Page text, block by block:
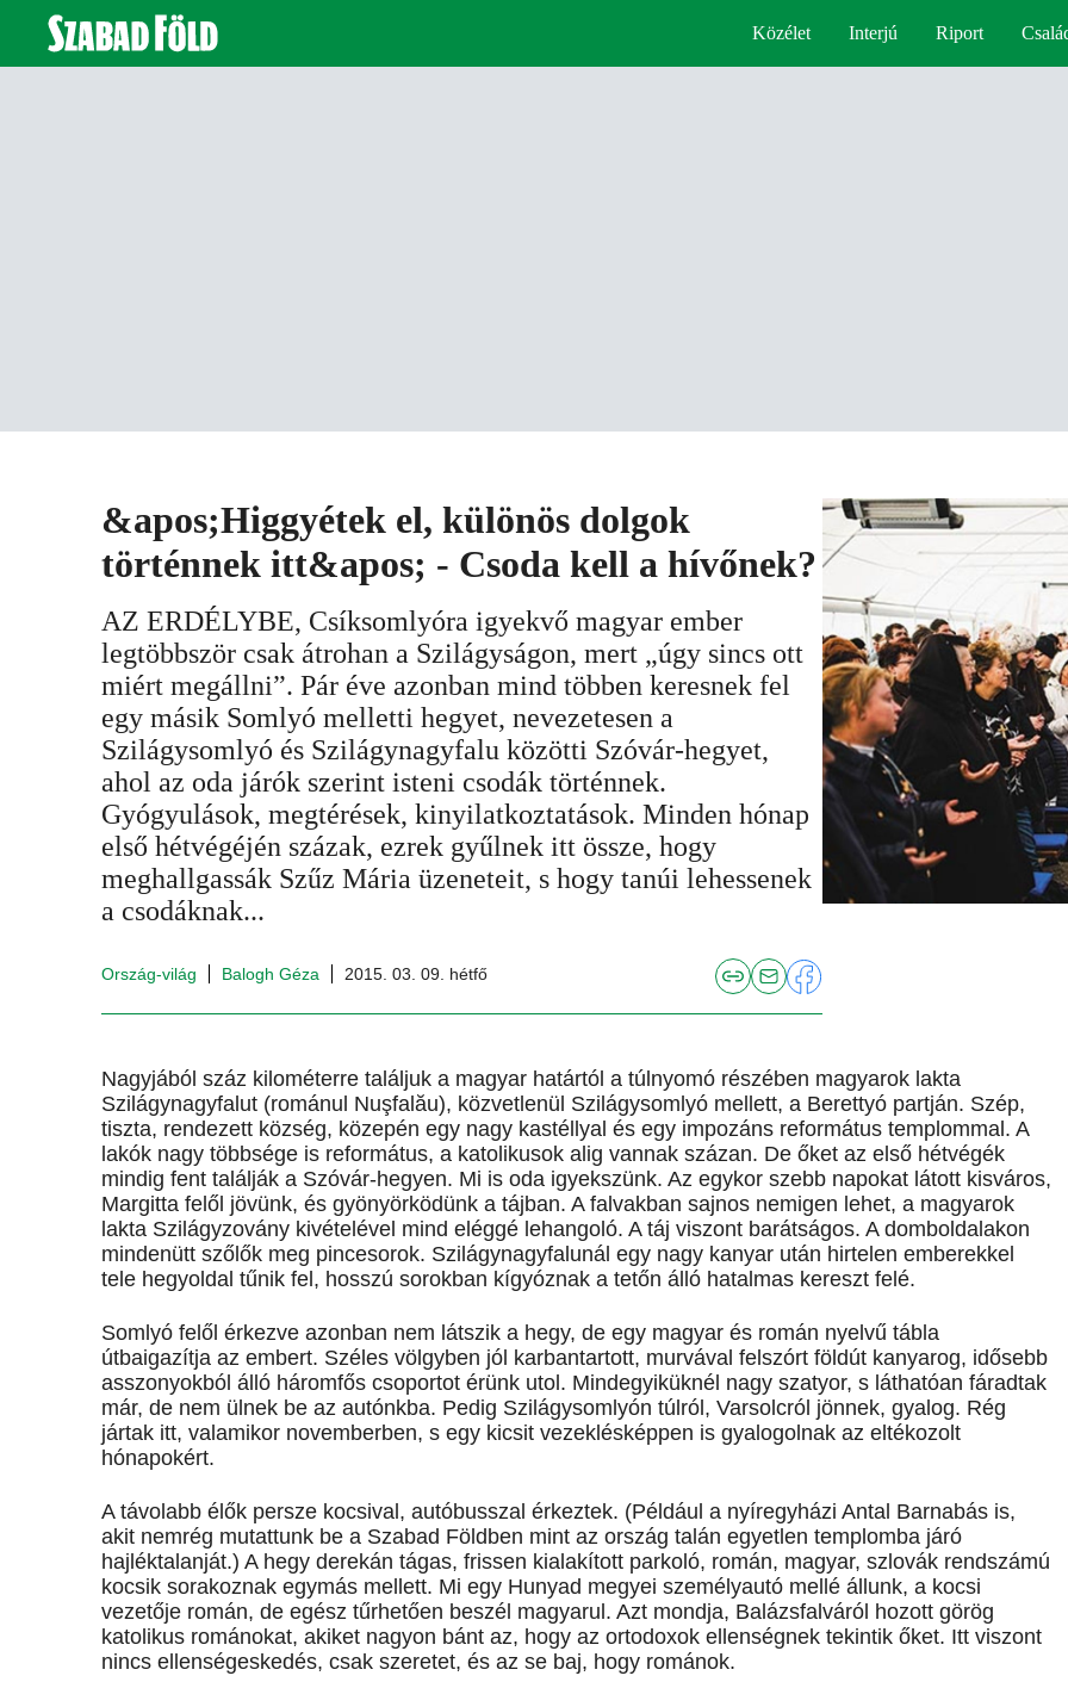
Közélet Interjú Riport
&apos;Higgyétek el, különös dolgok
történnek itt&apos; - Csoda kell a hívőnek?
AZ ERDÉLYBE, Csíksomlyóra igyekvő magyar ember
legtöbbször csak átrohan a Szilágyságon, mert „úgy sincs ott
miért megállni”. Pár éve azonban mind többen keresnek fel
egy másik Somlyó melletti hegyet, nevezetesen a
Szilágysomlyó és Szilágynagyfalu közötti Szóvár-hegyet,
ahol az oda járók szerint isteni csodák történnek.
Gyógyulások, megtérések, kinyilatkoztatások. Minden hónap
első hétvégéjén százak, ezrek gyűlnek itt össze, hogy
meghallgassák Szűz Mária üzeneteit, s hogy tanúi lehessenek
a csodáknak...
Ország-világ Balogh Géza 2015. 03. 09. hétfő
Nagyjából száz kilométerre találjuk a magyar határtól a túlnyomó részében magyarok lakta
Szilágynagyfalut (románul Nuşfalău), közvetlenül Szilágysomlyó mellett, a Berettyó partján. Szép,
tiszta, rendezett község, közepén egy nagy kastéllyal és egy impozáns református templommal. A
lakók nagy többsége is református, a katolikusok alig vannak százan. De őket az első hétvégék
mindig fent találják a Szóvár-hegyen. Mi is oda igyekszünk. Az egykor szebb napokat látott kisváros,
Margitta felől jövünk, és gyönyörködünk a tájban. A falvakban sajnos nemigen lehet, a magyarok
lakta Szilágyzovány kivételével mind eléggé lehangoló. A táj viszont barátságos. A domboldalakon
mindenütt szőlők meg pincesorok. Szilágynagyfalunál egy nagy kanyar után hirtelen emberekkel
tele hegyoldal tűnik fel, hosszú sorokban kígyóznak a tetőn álló hatalmas kereszt felé.
Somlyó felől érkezve azonban nem látszik a hegy, de egy magyar és román nyelvű tábla
útbaigazítja az embert. Széles völgyben jól karbantartott, murvával felszórt földút kanyarog, idősebb
asszonyokból álló háromfős csoportot érünk utol. Mindegyiküknél nagy szatyor, s láthatóan fáradtak
már, de nem ülnek be az autónkba. Pedig Szilágysomlyón túlról, Varsolcról jönnek, gyalog. Rég
jártak itt, valamikor novemberben, s egy kicsit vezeklésképpen is gyalogolnak az eltékozolt
hónapokért.
A távolabb élők persze kocsival, autóbusszal érkeztek. (Például a nyíregyházi Antal Barnabás is,
akit nemrég mutattunk be a Szabad Földben mint az ország talán egyetlen templomba járó
hajléktalanját.) A hegy derekán tágas, frissen kialakított parkoló, román, magyar, szlovák rendszámú
kocsik sorakoznak egymás mellett. Mi egy Hunyad megyei személyautó mellé állunk, a kocsi
vezetője román, de egész tűrhetően beszél magyarul. Azt mondja, Balázsfalváról hozott görög
katolikus románokat, akiket nagyon bánt az, hogy az ortodoxok ellenségnek tekintik őket. Itt viszont
nincs ellenségeskedés, csak szeretet, és az se baj, hogy románok.